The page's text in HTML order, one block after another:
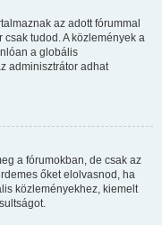
az adott fórummal
tudod. A közlemények a
a globális
adminisztrátor adhat
a fórumokban, de csak az
őket elolvasnod, ha
közleményekhez, kiemelt